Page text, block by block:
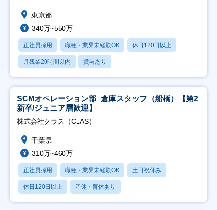
東京都
340万~550万
正社員採用 職種・業界未経験OK 休日120日以上
月残業20時間以内 賞与あり
SCMオペレーション部_倉庫スタッフ（船橋）【第2
新卒/ジュニア層歓迎】
株式会社クラス（CLAS）
千葉県
310万~460万
正社員採用 職種・業界未経験OK 土日祝休み
休日120日以上 産休・育休あり